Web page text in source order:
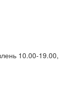
10.00-19.00,